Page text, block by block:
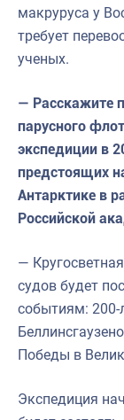
макруруса у
требует
ученых.
— Расскажите
парусного
экспедиции в
предстоящих
Антарктике в
Российской
—
судов будет
событиям: 200-
Победы в
Экспедиция